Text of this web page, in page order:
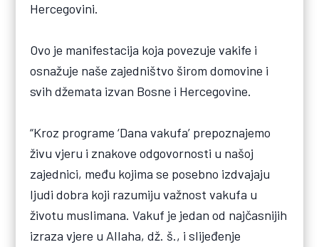
Hercegovini.
Ovo je manifestacija koja povezuje vakife i
osnažuje naše zajedništvo širom domovine i
svih džemata izvan Bosne i Hercegovine.
“Kroz programe ‘Dana vakufa’ prepoznajemo
živu vjeru i znakove odgovornosti u našoj
zajednici, među kojima se posebno izdvajaju
ljudi dobra koji razumiju važnost vakufa u
životu muslimana. Vakuf je jedan od najčasnijih
izraza vjere u Allaha, dž. š., i slijeđenje